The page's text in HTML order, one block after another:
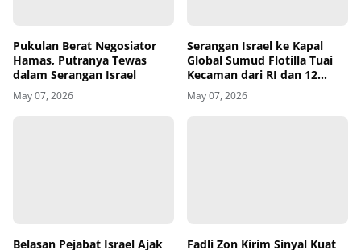
Pukulan Berat Negosiator
Hamas, Putranya Tewas
dalam Serangan Israel
May 07, 2026
Global Sumud Flotilla Tuai
Kecaman dari RI dan 12
Negara
May 07, 2026
Belasan Pejabat Israel Ajak
Fadli Zon Kirim Sinyal Kuat